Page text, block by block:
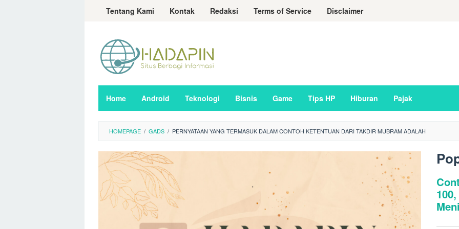
LoncatTentang Kami Kontak Redaksi Terms of Service Disclaimer
Home Android Teknologi Bisnis Game Tips HP Hiburan Pajak
HOMEPAGE / GADS / PERNYATAAN YANG TERMASUK DALAM CONTOH KETENTUAN DARI TAKDIR MUBRAM ADALAH